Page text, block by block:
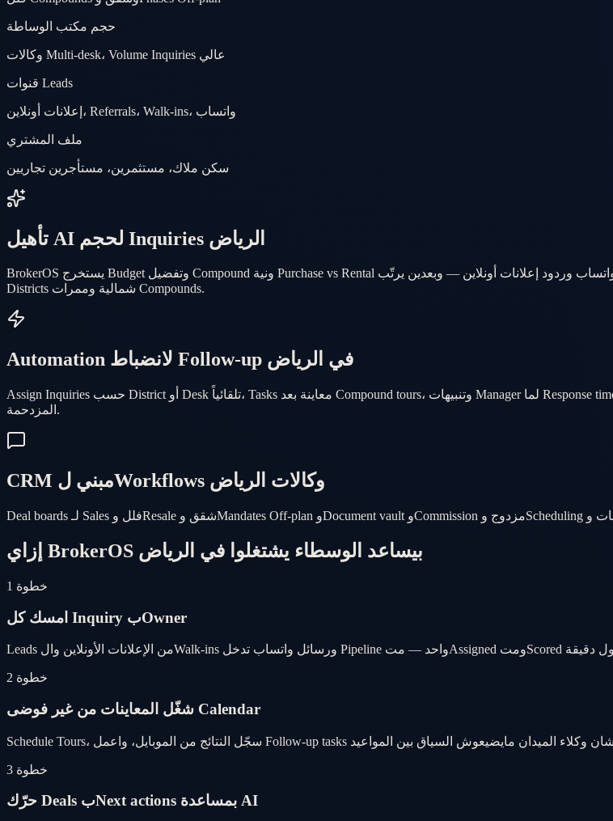
حجم مكتب الوساطة
وكالات Multi-desk، Volume Inquiries عالي
قنوات Leads
إعلانات أونلاين، Referrals، Walk-ins، واتساب
ملف المشتري
سكن ملاك، مستثمرين، مستأجرين تجاريين
تأهيل AI لحجم Inquiries الرياض
BrokerOS يستخرج Budget وتفضيل Compound ونية Purchase vs Rental من واتساب وردود إعلانات أونلاين — وبعدين يرتّب Leads عشان وكلاء الرياض يركزوا على Buyers الأقرب لمعاينة الأسبوع ده في
Districts شمالية وممرات Compounds.
Automation لانضباط Follow-up في الرياض
Assign Inquiries حسب District أو Desk تلقائياً، Tasks معاينة بعد Compound tours، وتنبيهات Manager لما Response times تنزلق على Threads فلل عالية القيمة — بدل تذكيرات يدوية على Sales floors الرياض
المزدحمة.
CRM مبني لWorkflows وكالات الرياض
إزاي BrokerOS بيساعد الوسطاء يشتغلوا في الرياض
خطوة 1
امسك كل Inquiry بOwner
خطوة 2
شغّل المعاينات من غير فوضى Calendar
خطوة 3
حرّك Deals بNext actions بمساعدة AI